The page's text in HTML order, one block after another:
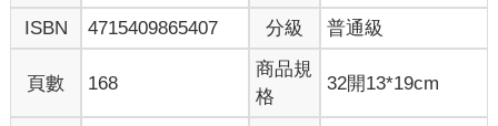
ISBN
4715409865407 分級 普通級
頁數 168
商品規
格
32開13*19cm